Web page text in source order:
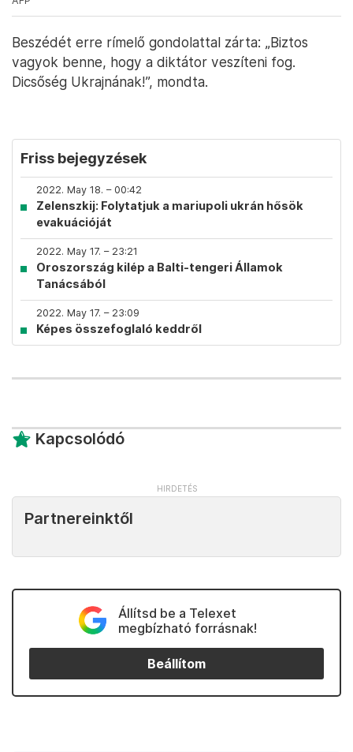
Beszédét erre rímelő gondolattal zárta: „Biztos
vagyok benne, hogy a diktátor veszíteni fog.
Dicsőség Ukrajnának!”, mondta.
Friss bejegyzések
2022. May 18. – 00:42
Zelenszkij: Folytatjuk a mariupoli ukrán hősök
evakuációját
2022. May 17. – 23:21
Oroszország kilép a Balti-tengeri Államok
Tanácsából
2022. May 17. – 23:09
Képes összefoglaló keddről
Kapcsolódó
Partnereinktől
Állítsd be a Telexet
megbízható forrásnak!
Beállítom